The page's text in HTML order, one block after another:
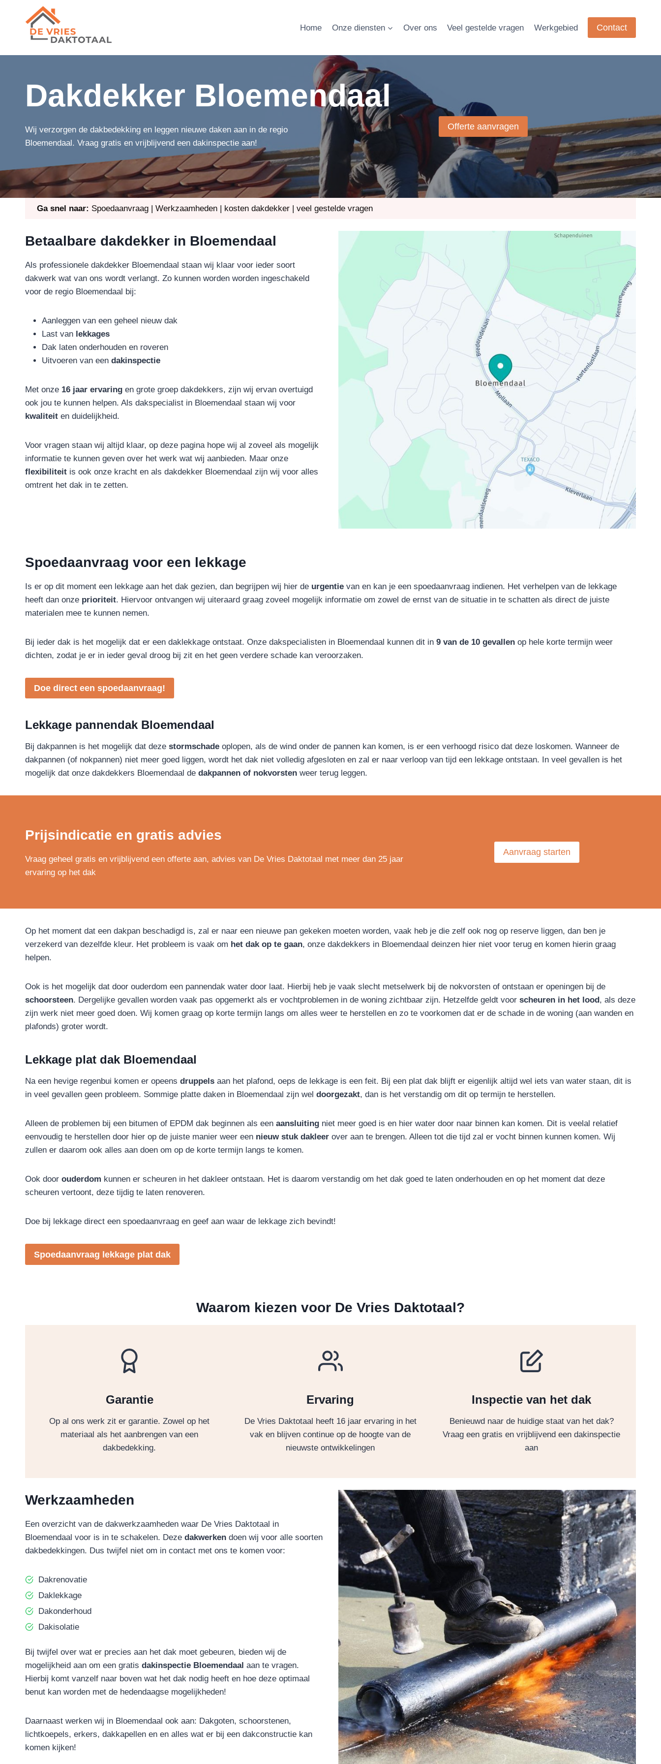
Home Onze diensten Over ons Veel gestelde vragen Werkgebied Contact
Dakdekker Bloemendaal
Wij verzorgen de dakbedekking en leggen nieuwe daken aan in de regio
Bloemendaal. Vraag gratis en vrijblijvend een dakinspectie aan!
Offerte aanvragen
Ga snel naar: Spoedaanvraag | Werkzaamheden | kosten dakdekker | veel gestelde vragen
Betaalbare dakdekker in Bloemendaal
Als professionele dakdekker Bloemendaal staan wij klaar voor ieder soort
dakwerk wat van ons wordt verlangt. Zo kunnen worden worden ingeschakeld
voor de regio Bloemendaal bij:
Aanleggen van een geheel nieuw dak
Last van lekkages
Dak laten onderhouden en roveren
Uitvoeren van een dakinspectie
Met onze 16 jaar ervaring en grote groep dakdekkers, zijn wij ervan overtuigd
ook jou te kunnen helpen. Als dakspecialist in Bloemendaal staan wij voor
kwaliteit en duidelijkheid.
Voor vragen staan wij altijd klaar, op deze pagina hope wij al zoveel als mogelijk
informatie te kunnen geven over het werk wat wij aanbieden. Maar onze
flexibiliteit is ook onze kracht en als dakdekker Bloemendaal zijn wij voor alles
omtrent het dak in te zetten.
Spoedaanvraag voor een lekkage
Is er op dit moment een lekkage aan het dak gezien, dan begrijpen wij hier de urgentie van en kan je een spoedaanvraag indienen. Het verhelpen van de lekkage
heeft dan onze prioriteit. Hiervoor ontvangen wij uiteraard graag zoveel mogelijk informatie om zowel de ernst van de situatie in te schatten als direct de juiste
materialen mee te kunnen nemen.
Bij ieder dak is het mogelijk dat er een daklekkage ontstaat. Onze dakspecialisten in Bloemendaal kunnen dit in 9 van de 10 gevallen op hele korte termijn weer
dichten, zodat je er in ieder geval droog bij zit en het geen verdere schade kan veroorzaken.
Doe direct een spoedaanvraag!
Lekkage pannendak Bloemendaal
Bij dakpannen is het mogelijk dat deze stormschade oplopen, als de wind onder de pannen kan komen, is er een verhoogd risico dat deze loskomen. Wanneer de
dakpannen (of nokpannen) niet meer goed liggen, wordt het dak niet volledig afgesloten en zal er naar verloop van tijd een lekkage ontstaan. In veel gevallen is het
mogelijk dat onze dakdekkers Bloemendaal de dakpannen of nokvorsten weer terug leggen.
Prijsindicatie en gratis advies
Vraag geheel gratis en vrijblijvend een offerte aan, advies van De Vries Daktotaal met meer dan 25 jaar
ervaring op het dak
Aanvraag starten
Op het moment dat een dakpan beschadigd is, zal er naar een nieuwe pan gekeken moeten worden, vaak heb je die zelf ook nog op reserve liggen, dan ben je
verzekerd van dezelfde kleur. Het probleem is vaak om het dak op te gaan, onze dakdekkers in Bloemendaal deinzen hier niet voor terug en komen hierin graag
helpen.
Ook is het mogelijk dat door ouderdom een pannendak water door laat. Hierbij heb je vaak slecht metselwerk bij de nokvorsten of ontstaan er openingen bij de
schoorsteen. Dergelijke gevallen worden vaak pas opgemerkt als er vochtproblemen in de woning zichtbaar zijn. Hetzelfde geldt voor scheuren in het lood , als deze
zijn werk niet meer goed doen. Wij komen graag op korte termijn langs om alles weer te herstellen en zo te voorkomen dat er de schade in de woning (aan wanden en
plafonds) groter wordt.
Lekkage plat dak Bloemendaal
Na een hevige regenbui komen er opeens druppels aan het plafond, oeps de lekkage is een feit. Bij een plat dak blijft er eigenlijk altijd wel iets van water staan, dit is
in veel gevallen geen probleem. Sommige platte daken in Bloemendaal zijn wel doorgezakt, dan is het verstandig om dit op termijn te herstellen.
Alleen de problemen bij een bitumen of EPDM dak beginnen als een aansluiting niet meer goed is en hier water door naar binnen kan komen. Dit is veelal relatief
eenvoudig te herstellen door hier op de juiste manier weer een nieuw stuk dakleer over aan te brengen. Alleen tot die tijd zal er vocht binnen kunnen komen. Wij
zullen er daarom ook alles aan doen om op de korte termijn langs te komen.
Ook door ouderdom kunnen er scheuren in het dakleer ontstaan. Het is daarom verstandig om het dak goed te laten onderhouden en op het moment dat deze
scheuren vertoont, deze tijdig te laten renoveren.
Doe bij lekkage direct een spoedaanvraag en geef aan waar de lekkage zich bevindt!
Spoedaanvraag lekkage plat dak
Waarom kiezen voor De Vries Daktotaal?
Garantie
Op al ons werk zit er garantie. Zowel op het
materiaal als het aanbrengen van een
dakbedekking.
Ervaring
De Vries Daktotaal heeft 16 jaar ervaring in het
vak en blijven continue op de hoogte van de
nieuwste ontwikkelingen
Inspectie van het dak
Benieuwd naar de huidige staat van het dak?
Vraag een gratis en vrijblijvend een dakinspectie
aan
Werkzaamheden
Een overzicht van de dakwerkzaamheden waar De Vries Daktotaal in
Bloemendaal voor is in te schakelen. Deze dakwerken doen wij voor alle soorten
dakbedekkingen. Dus twijfel niet om in contact met ons te komen voor:
Dakrenovatie
Daklekkage
Dakonderhoud
Dakisolatie
Bij twijfel over wat er precies aan het dak moet gebeuren, bieden wij de
mogelijkheid aan om een gratis dakinspectie Bloemendaal aan te vragen.
Hierbij komt vanzelf naar boven wat het dak nodig heeft en hoe deze optimaal
benut kan worden met de hedendaagse mogelijkheden!
Daarnaast werken wij in Bloemendaal ook aan: Dakgoten, schoorstenen,
lichtkoepels, erkers, dakkapellen en en alles wat er bij een dakconstructie kan
komen kijken!